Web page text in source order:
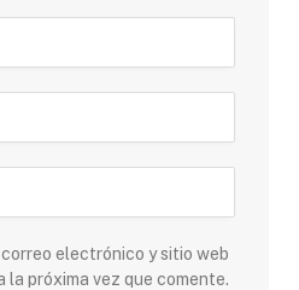
correo electrónico y sitio web
la próxima vez que comente.